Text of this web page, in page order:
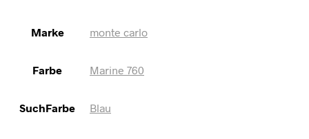
Marke monte carlo
Farbe Marine 760
SuchFarbe Blau